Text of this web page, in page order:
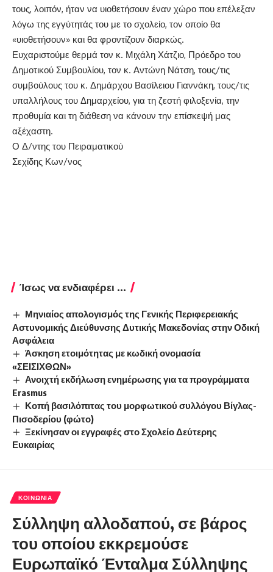
τους, λοιπόν, ήταν να υιοθετήσουν έναν χώρο που επέλεξαν
λόγω της εγγύτητάς του με το σχολείο, τον οποίο θα
«υιοθετήσουν» και θα φροντίζουν διαρκώς.
Ευχαριστούμε θερμά τον κ. Μιχάλη Χάτζιο, Πρόεδρο του
Δημοτικού Συμβουλίου, τον κ. Αντώνη Νάτση, τους/τις
συμβούλους του κ. Δημάρχου Βασίλειου Γιαννάκη, τους/τις
υπαλλήλους του Δημαρχείου, για τη ζεστή φιλοξενία, την
προθυμία και τη διάθεση να κάνουν την επίσκεψή μας
αξέχαστη.
Ο Δ/ντης του Πειραματικού
Σεχίδης Κων/νος
Ίσως να ενδιαφέρει ...
Μηνιαίος απολογισμός της Γενικής Περιφερειακής
Αστυνομικής Διεύθυνσης Δυτικής Μακεδονίας στην Οδική
Ασφάλεια
Άσκηση ετοιμότητας με κωδική ονομασία
«ΣΕΙΣΙΧΘΩΝ»
Ανοιχτή εκδήλωση ενημέρωσης για τα προγράμματα
Erasmus
Κοπή βασιλόπιτας του μορφωτικού συλλόγου Βίγλας-
Πισοδερίου (φώτο)
Ξεκίνησαν οι εγγραφές στο Σχολείο Δεύτερης
Ευκαιρίας
ΚΟΙΝΩΝΊΑ
Σύλληψη αλλοδαπού, σε βάρος
του οποίου εκκρεμούσε
Ευρωπαϊκό Ένταλμα Σύλληψης